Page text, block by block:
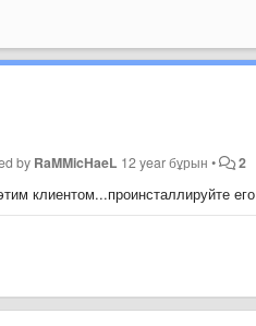
by RaMMicHaeL 12 year бұрын • 2
клиентом...проинсталлируйте его